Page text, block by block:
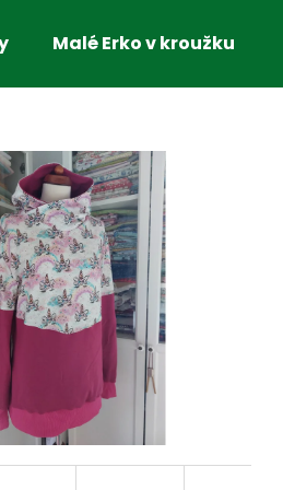
Malé Erko v kroužku
najít?
HLEDAT